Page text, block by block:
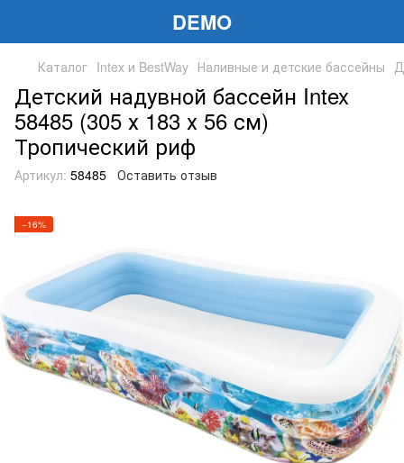
DEMO
Каталог Intex и BestWay Наливные и детские бассейны
Детский надувной бассейн Intex
58485 (305 х 183 х 56 см)
Тропический риф
Артикул: 58485 Оставить отзыв
−16%